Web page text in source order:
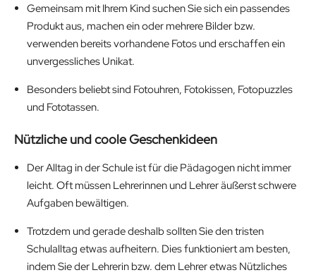
Gemeinsam mit Ihrem Kind suchen Sie sich ein passendes
Produkt aus, machen ein oder mehrere Bilder bzw.
verwenden bereits vorhandene Fotos und erschaffen ein
unvergessliches Unikat.
Besonders beliebt sind Fotouhren, Fotokissen, Fotopuzzles
und Fototassen.
Nützliche und coole Geschenkideen
Der Alltag in der Schule ist für die Pädagogen nicht immer
leicht. Oft müssen Lehrerinnen und Lehrer äußerst schwere
Aufgaben bewältigen.
Trotzdem und gerade deshalb sollten Sie den tristen
Schulalltag etwas aufheitern. Dies funktioniert am besten,
indem Sie der Lehrerin bzw. dem Lehrer etwas Nützliches